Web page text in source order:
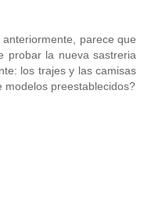
parece que
probar la nueva sastreria
los trajes y las camisas
modelos preestablecidos?